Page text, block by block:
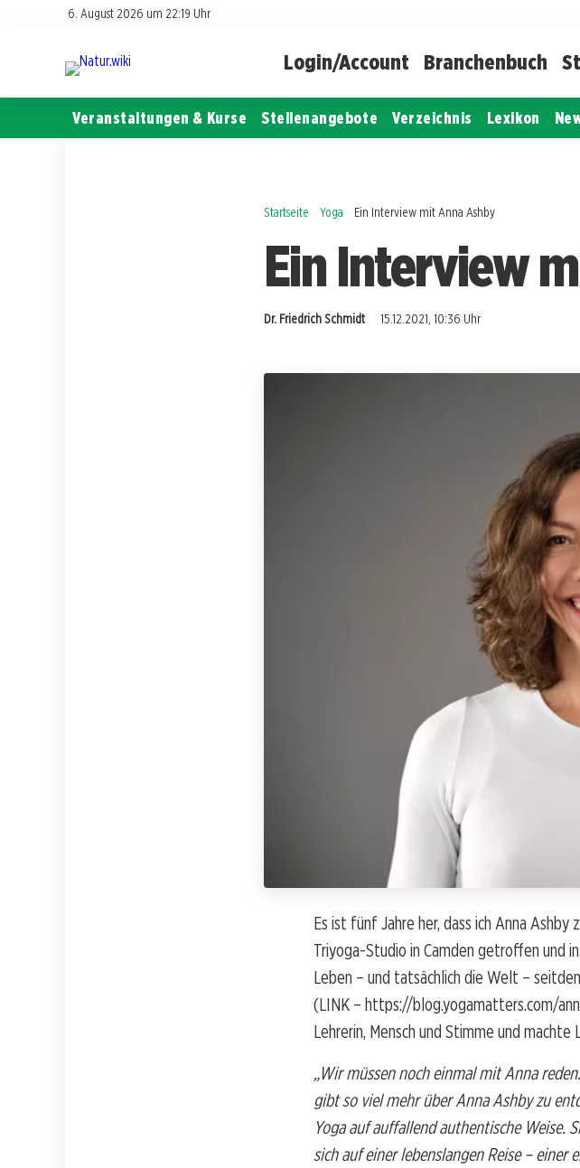
6. August 2026 um 22:19 Uhr
Login/Account Branchenbuch
Veranstaltungen & Kurse Stellenangebote Verzeichnis Lexikon
Startseite Yoga Ein Interview mit Anna Ashby
Ein Interview
Dr. Friedrich Schmidt 15.12.2021, 10:36 Uhr
Es ist fünf Jahre her, dass ich Anna
Triyoga-Studio in Camden getroffen und
Leben – und tatsächlich die Welt –
(LINK – https://blog.yogamatters.com/
Lehrerin, Mensch und Stimme und machte
„Wir müssen noch einmal mit Anna
gibt so viel mehr über Anna Ashby zu
Yoga auf auffallend authentische Weise.
sich auf einer lebenslangen Reise – einer